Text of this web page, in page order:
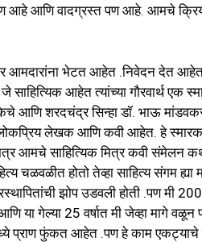
आणि वादग्रस्त पण आहे. आमचे
आमदारांना भेटत आहेत .निवेदन देत आहेत.
साहित्यिक आहेत त्यांच्या गौरवार्थ एक
शरदचंद्र सिन्हा डॉ. भाऊ
लेखक आणि कवी आहेत. हे स्मारक
आमचे साहित्यिक मित्र कवी
चळवळीत होतो तेव्हा साहित्य संगम
झोप उडवली होती .पण मी
या गेल्या 25 वर्षात मी जेव्हा मागे
प्राण फुंकत आहेत .पण हे काम एकट्याचे